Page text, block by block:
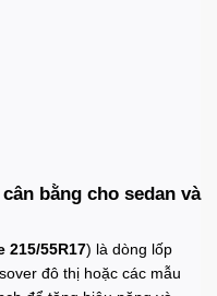
bằng cho sedan và
215/55R17) là dòng lốp
đô thị hoặc các mẫu